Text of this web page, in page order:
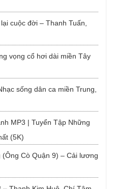
cuộc đời – Thanh Tuấn,
vọng cổ hơi dài miền Tây
sống dân ca miền Trung,
MP3 | Tuyển Tập Những
(5K)
Cò Quận 9) – Cải lương